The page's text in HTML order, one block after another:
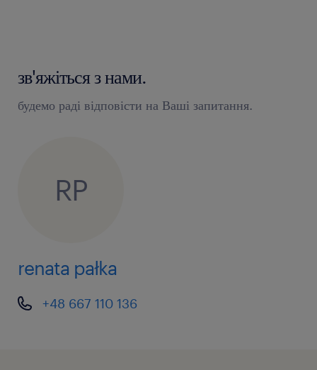
зв'яжіться з нами.
будемо раді відповісти на Ваші запитання.
RP
renata pałka
+48 667 110 136